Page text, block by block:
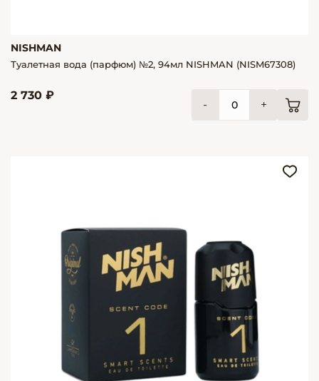
NISHMAN
Туалетная вода (парфюм) №2, 94мл NISHMAN (NISM67308)
2 730 ₽
- +